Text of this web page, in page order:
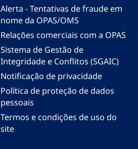
Alerta - Tentativas de fraude em
nome da OPAS/OMS
Relações comerciais com a OPAS
Sistema de Gestão de
Integridade e Conflitos (SGAIC)
Notificação de privacidade
Política de proteção de dados
pessoais
Termos e condições de uso do
site